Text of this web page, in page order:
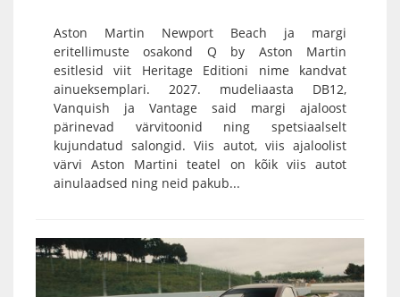
Aston Martin Newport Beach ja margi
eritellimuste osakond Q by Aston Martin
esitlesid viit Heritage Editioni nime kandvat
ainueksemplari. 2027. mudeliaasta DB12,
Vanquish ja Vantage said margi ajaloost
pärinevad värvitoonid ning spetsiaalselt
kujundatud salongid. Viis autot, viis ajaloolist
värvi Aston Martini teatel on kõik viis autot
ainulaadsed ning neid pakub...